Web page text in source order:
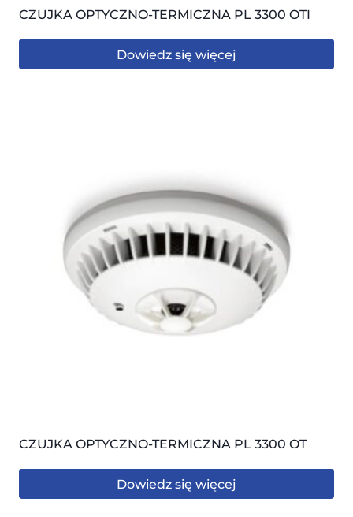
CZUJKA OPTYCZNO-TERMICZNA PL 3300 OTI
Dowiedz się więcej
CZUJKA OPTYCZNO-TERMICZNA PL 3300 OT
Dowiedz się więcej